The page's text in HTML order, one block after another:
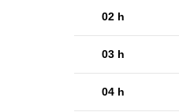
02 h
03 h
04 h